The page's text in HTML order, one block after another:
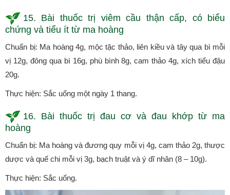
15. Bài thuốc trị viêm cầu thận cấp, có biểu
chứng và tiểu ít từ ma hoàng
Chuẩn bị: Ma hoàng 4g, mộc tặc thảo, liên kiều và tây qua bì mỗi
vị 12g, đông qua bì 16g, phù bình 8g, cam thảo 4g, xích tiểu đậu
20g.
Thực hiện: Sắc uống một ngày 1 thang.
16. Bài thuốc trị đau cơ và đau khớp từ ma
hoàng
Chuẩn bị: Ma hoàng và đương quy mỗi vị 4g, cam thảo 2g, thược
dược và quế chi mỗi vị 3g, bạch truật và ý dĩ nhân (8 – 10g).
Thực hiện: Sắc uống.